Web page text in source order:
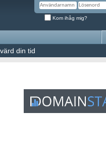
Kom ihåg mig?
din tid